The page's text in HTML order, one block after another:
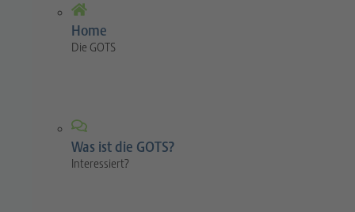
Home
Die GOTS
Was ist die GOTS?
Interessiert?